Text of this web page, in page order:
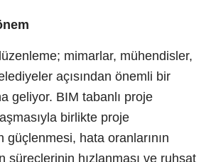
mimarlar, mühendisler,
açısından önemli bir
geliyor. BIM tabanlı proje
birlikte proje
güçlenmesi, hata oranlarının
süreçlerinin hızlanması ve ruhsat